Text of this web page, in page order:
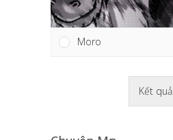
Moro
Kết quả